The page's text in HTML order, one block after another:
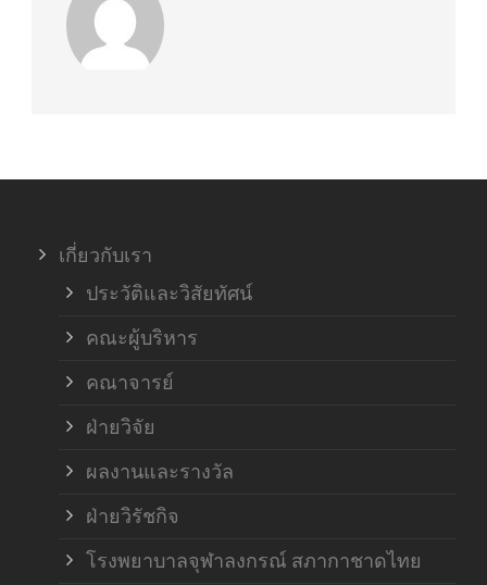
เกี่ยวกับเรา
ประวัติและวิสัยทัศน์
คณะผู้บริหาร
คณาจารย์
ฝ่ายวิจัย
ผลงานและรางวัล
ฝ่ายวิรัชกิจ
โรงพยาบาลจุฬาลงกรณ์ สภากาชาดไทย